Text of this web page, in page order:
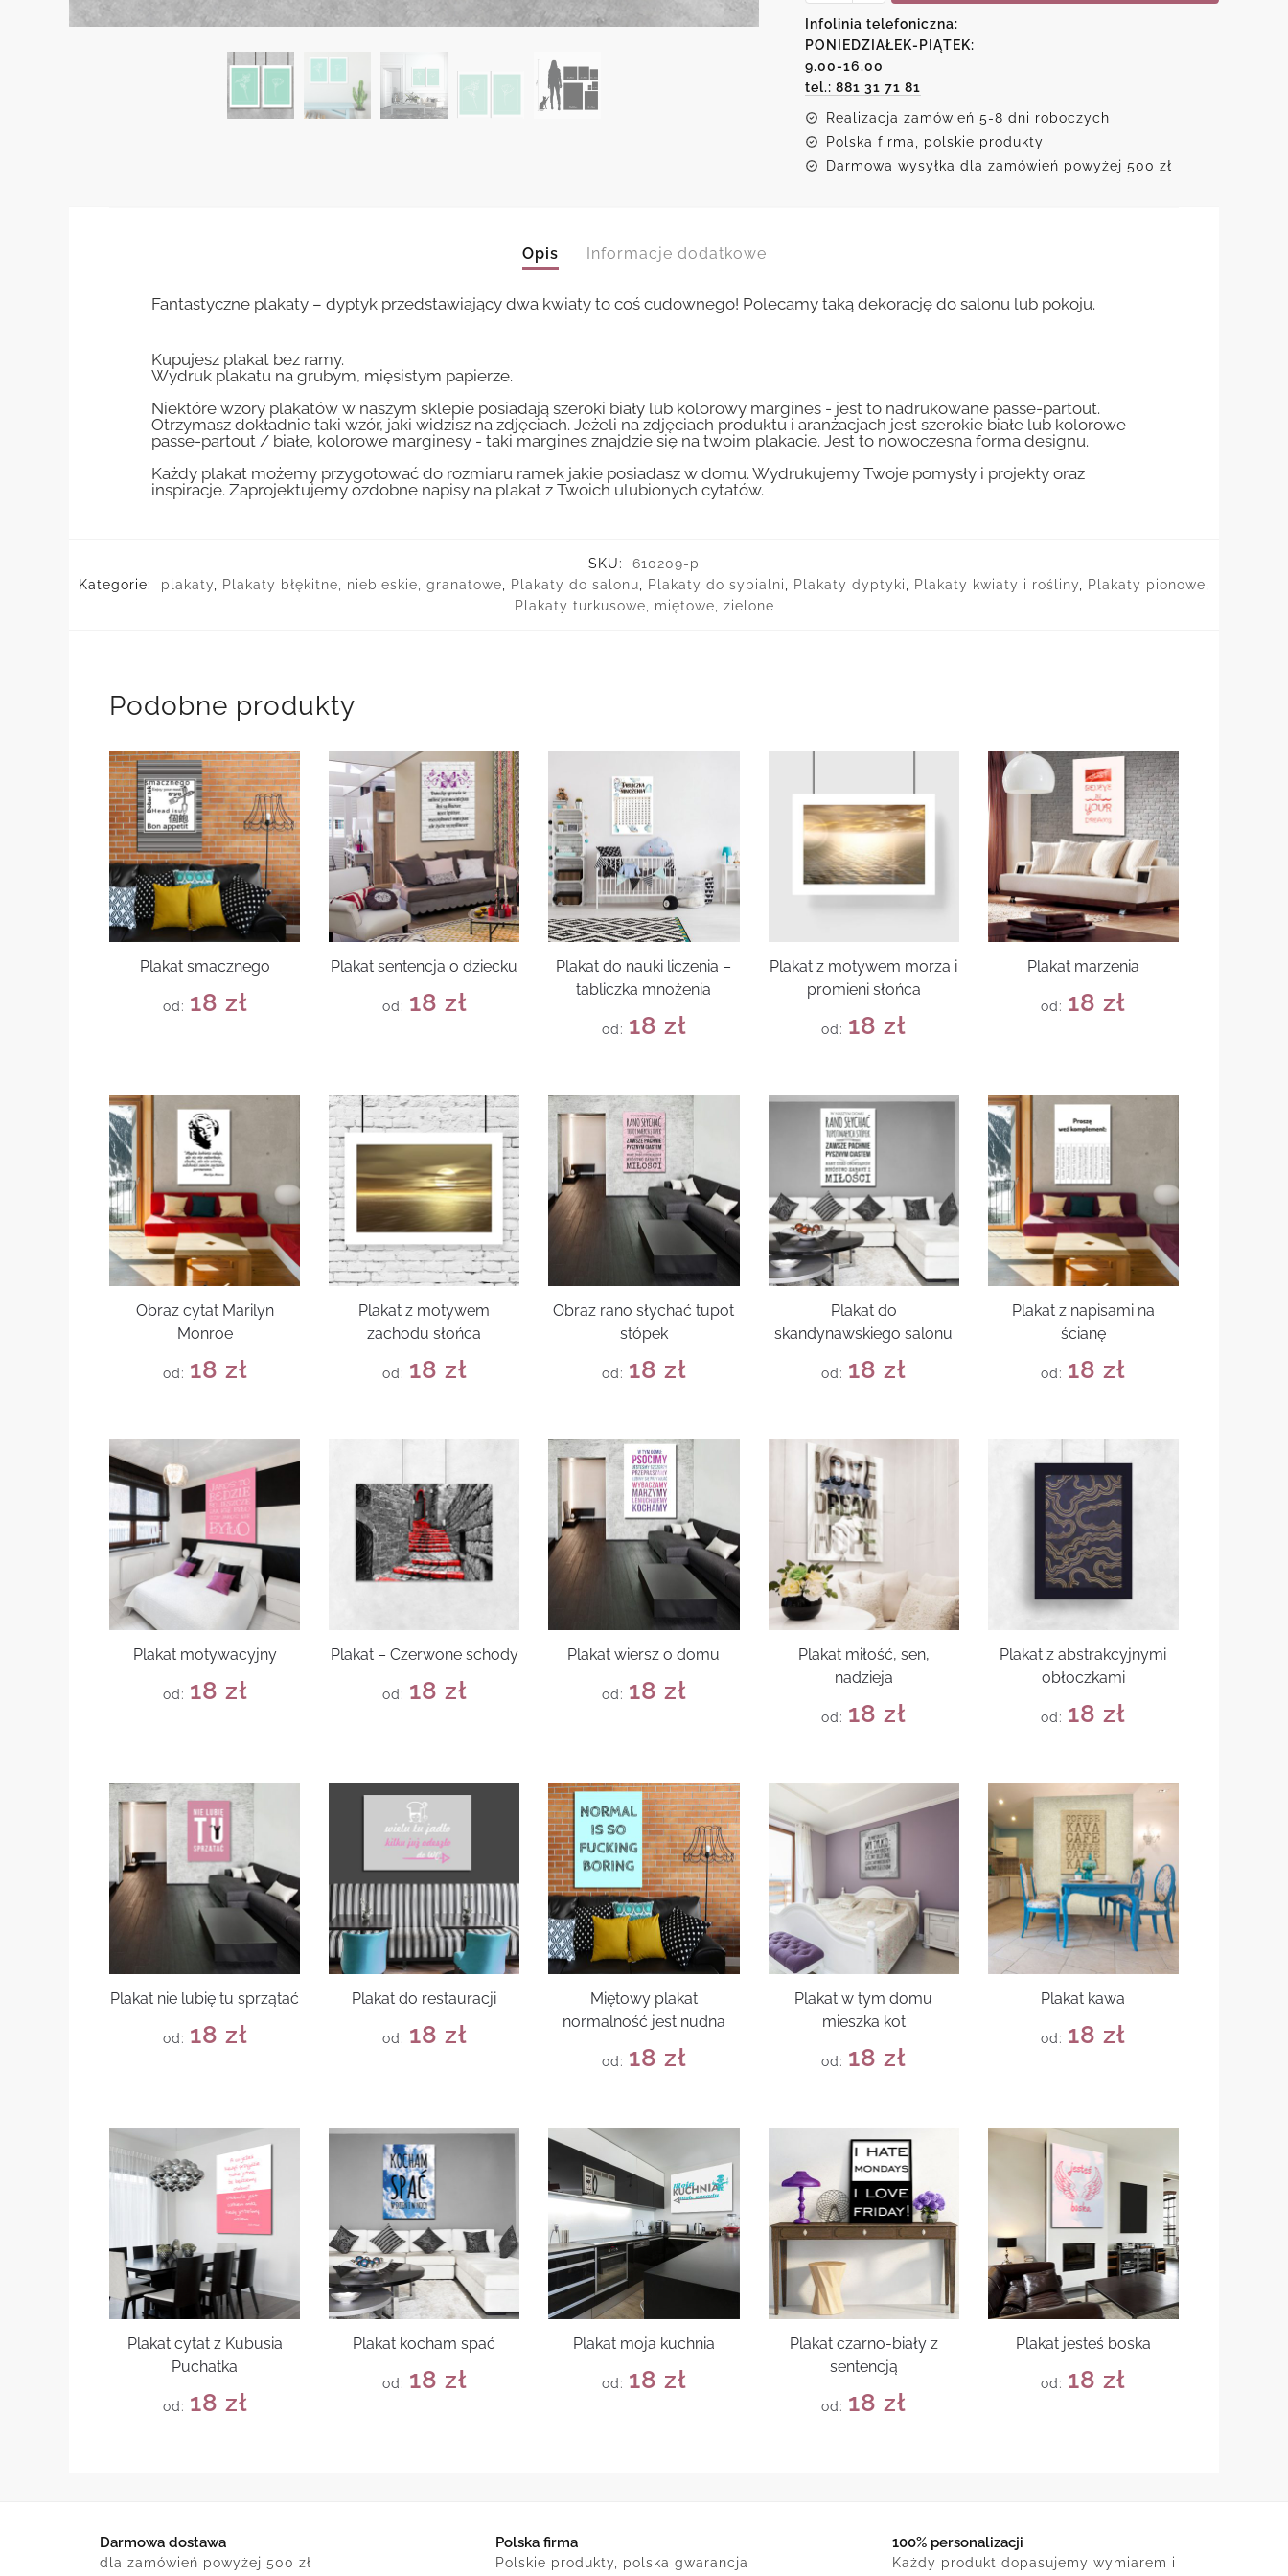
motywem
roślinnym
Infolinia telefoniczna:
PONIEDZIAŁEK-PIĄTEK:
9.00-16.00
tel.: 881 31 71 81
Realizacja zamówień 5-8 dni roboczych
Polska firma, polskie produkty
Darmowa wysyłka dla zamówień powyżej 500 zł
Opis Informacje dodatkowe
Fantastyczne plakaty – dyptyk przedstawiający dwa kwiaty to coś cudownego! Polecamy taką dekorację do salonu lub pokoju.
Kupujesz plakat bez ramy.
Wydruk plakatu na grubym, mięsistym papierze.
Niektóre wzory plakatów w naszym sklepie posiadają szeroki biały lub kolorowy margines - jest to nadrukowane passe-partout.
Otrzymasz dokładnie taki wzór, jaki widzisz na zdjęciach. Jeżeli na zdjęciach produktu i aranżacjach jest szerokie białe lub kolorowe
passe-partout / białe, kolorowe marginesy - taki margines znajdzie się na twoim plakacie. Jest to nowoczesna forma designu.
Każdy plakat możemy przygotować do rozmiaru ramek jakie posiadasz w domu. Wydrukujemy Twoje pomysły i projekty oraz
inspiracje. Zaprojektujemy ozdobne napisy na plakat z Twoich ulubionych cytatów.
SKU:
610209-p
Kategorie:
plakaty Plakaty błękitne, niebieskie, granatowe Plakaty do salonu Plakaty do sypialni Plakaty dyptyki Plakaty kwiaty i rośliny Plakaty pionowe
Plakaty turkusowe, miętowe, zielone
Podobne produkty
Plakat smacznego
od: 18 zł
Plakat sentencja o dziecku
od: 18 zł
Plakat do nauki liczenia –
tabliczka mnożenia
od: 18 zł
Plakat z motywem morza i
promieni słońca
od: 18zł
Plakat marzenia
od: 18zł
Obraz cytat Marilyn
Monroe
od: 18 zł
Plakat z motywem
zachodu słońca
od: 18 zł
Obraz rano słychać tupot
stópek
od: 18 zł
Plakat do
skandynawskiego salonu
od: 18zł
Plakat z napisami na
ścianę
od: 18zł
Plakat motywacyjny
od: 18 zł
Plakat – Czerwone schody
od: 18 zł
Plakat wiersz o domu
od: 18 zł
Plakat miłość, sen,
nadzieja
od: 18zł
Plakat z abstrakcyjnymi
obłoczkami
od: 18zł
Plakat nie lubię tu sprzątać
od: 18 zł
Plakat do restauracji
od: 18 zł
Miętowy plakat
normalność jest nudna
od: 18 zł
Plakat w tym domu
mieszka kot
od: 18zł
Plakat kawa
od: 18zł
Plakat cytat z Kubusia
Puchatka
od: 18 zł
Plakat kocham spać
od: 18 zł
Plakat moja kuchnia
od: 18 zł
Plakat czarno-biały z
sentencją
od: 18zł
Plakat jesteś boska
od: 18zł
Darmowa dostawa
dla zamówień powyżej 500 zł
Polska firma
Polskie produkty, polska gwarancja
100% personalizacji
Każdy produkt dopasujemy wymiarem i